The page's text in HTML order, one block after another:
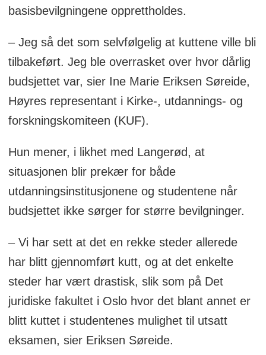
basisbevilgningene opprettholdes.
– Jeg så det som selvfølgelig at kuttene ville bli
tilbakeført. Jeg ble overrasket over hvor dårlig
budsjettet var, sier Ine Marie Eriksen Søreide,
Høyres representant i Kirke-, utdannings- og
forskningskomiteen (KUF).
Hun mener, i likhet med Langerød, at
situasjonen blir prekær for både
utdanningsinstitusjonene og studentene når
budsjettet ikke sørger for større bevilgninger.
– Vi har sett at det en rekke steder allerede
har blitt gjennomført kutt, og at det enkelte
steder har vært drastisk, slik som på Det
juridiske fakultet i Oslo hvor det blant annet er
blitt kuttet i studentenes mulighet til utsatt
eksamen, sier Eriksen Søreide.